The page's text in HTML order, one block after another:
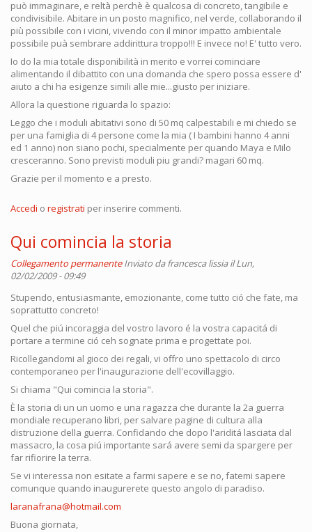
può immaginare, e reltà perchè è qualcosa di concreto, tangibile e
condivisibile. Abitare in un posto magnifico, nel verde, collaborando il
più possibile con i vicini, vivendo con il minor impatto ambientale
possibile puà sembrare addirittura troppo!!! E invece no! E' tutto vero.
Io do la mia totale disponibilità in merito e vorrei cominciare
alimentando il dibattito con una domanda che spero possa essere d'
aiuto a chi ha esigenze simili alle mie...giusto per iniziare.
Allora la questione riguarda lo spazio:
Leggo che i moduli abitativi sono di 50 mq calpestabili e mi chiedo se
per una famiglia di 4 persone come la mia ( I bambini hanno 4 anni
ed 1 anno) non siano pochi, specialmente per quando Maya e Milo
cresceranno. Sono previsti moduli piu grandi? magari 60 mq.
Grazie per il momento e a presto.
Accedi o registrati per inserire commenti.
Qui comincia la storia
Collegamento permanente Inviato dafrancesca lissiail Lun,
02/02/2009 - 09:49
Stupendo, entusiasmante, emozionante, come tutto ció che fate, ma
soprattutto concreto!
Quel che piú incoraggia del vostro lavoro é la vostra capacitá di
portare a termine ció ceh sognate prima e progettate poi.
Ricollegandomi al gioco dei regali, vi offro uno spettacolo di circo
contemporaneo per l'inaugurazione dell'ecovillaggio.
Si chiama "Qui comincia la storia".
È la storia di un un uomo e una ragazza che durante la 2a guerra
mondiale recuperano libri, per salvare pagine di cultura alla
distruzione della guerra. Confidando che dopo l'ariditá lasciata dal
massacro, la cosa piú importante sará avere semi da spargere per
far rifiorire la terra.
Se vi interessa non esitate a farmi sapere e se no, fatemi sapere
comunque quando inaugurerete questo angolo di paradiso.
laranafrana@hotmail.com
Buona giornata,